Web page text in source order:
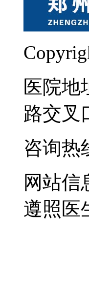
医院地
路交叉
咨询热
网站信
遵照医